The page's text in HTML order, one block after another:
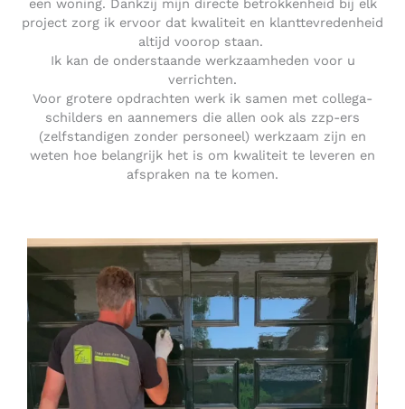
een woning. Dankzij mijn directe betrokkenheid bij elk
project zorg ik ervoor dat kwaliteit en klanttevredenheid
altijd voorop staan.
Ik kan de onderstaande werkzaamheden voor u
verrichten.
Voor grotere opdrachten werk ik samen met collega-
schilders en aannemers die allen ook als zzp-ers
(zelfstandigen zonder personeel) werkzaam zijn en
weten hoe belangrijk het is om kwaliteit te leveren en
afspraken na te komen.